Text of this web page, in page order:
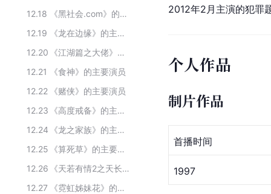
12.18
《黑社会.com》的主要演员
12.19
《龙在边缘》的主要演员
12.20
《江湖篇之大佬》的主要演员
12.21
《食神》的主要演员
12.22
《赌侠》的主要演员
12.23
《高度戒备》的主要演员
12.24
《龙之家族》的主要演员
12.25
《算死草》的主要演员
12.26
《天若有情2之天长地久》的主要演员
12.27
《霓虹姊妹花》的主要演员
2012年2月主演的犯罪
个人作品
制片作品
首播时间
1997